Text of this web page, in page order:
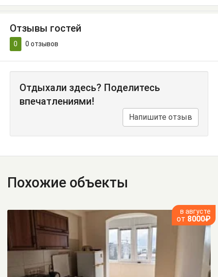
Отзывы гостей
0 0 отзывов
Отдыхали здесь? Поделитесь
впечатлениями!
Напишите отзыв
Похожие объекты
в августе
от 8000₽